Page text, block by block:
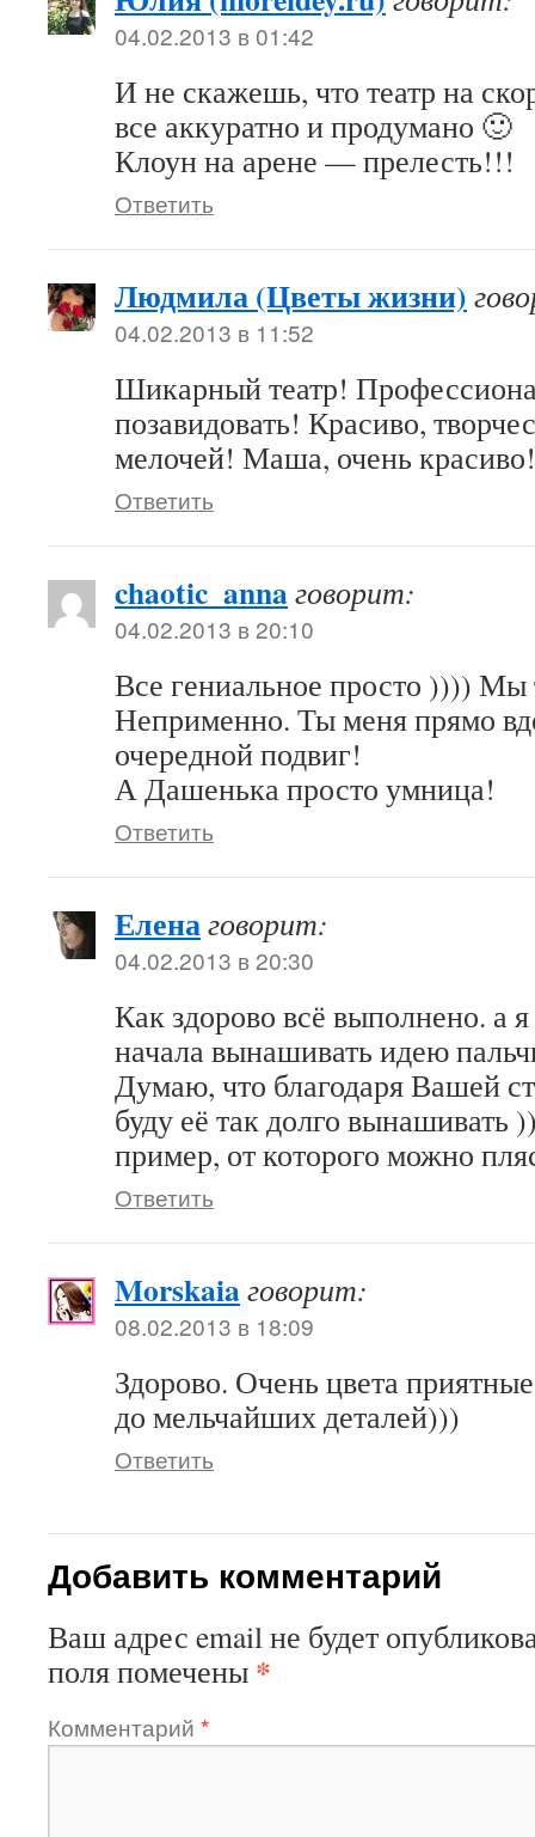
04.02.2013 в 01:42
И не скажешь, что театр на
все аккуратно и продумано 🙂
Клоун на арене — прелесть!!!
Ответить
Людмила (Цветы жизни)
04.02.2013 в 11:52
Шикарный театр!
позавидовать! Красиво,
мелочей! Маша, очень красиво!
Ответить
chaotic_annaговорит:
04.02.2013 в 20:10
Все гениальное просто )))) Мы
Неприменно. Ты меня прямо
очередной подвиг!
А Дашенька просто умница!
Ответить
Еленаговорит:
04.02.2013 в 20:30
Как здорово всё выполнено. а
начала вынашивать идею
Думаю, что благодаря Вашей
буду её так долго вынашивать
пример, от которого можно
Ответить
Morskaiaговорит:
08.02.2013 в 18:09
Здорово. Очень цвета
до мельчайших деталей)))
Ответить
Добавить комментарий
Ваш адрес email не будет
поля помечены *
Комментарий *